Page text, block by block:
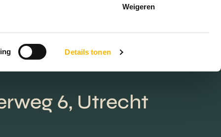
Details tonen
Weigeren
6, Utrecht